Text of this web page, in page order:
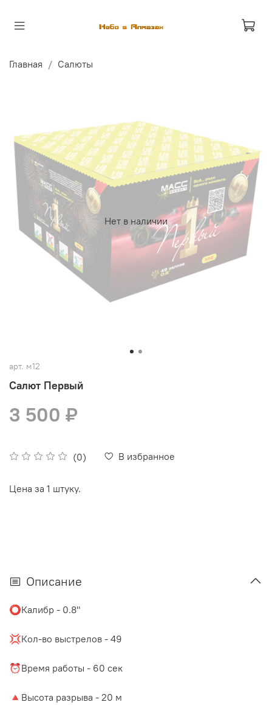
Главная Салюты
Нет в наличии
арт. м12
Салют Первый
(0) В избранное
3 500 ₽
Цена за 1 штуку.
Описание
⭕️Калибр - 0.8"
💢Кол-во выстрелов - 49
⏰Время работы - 60 сек
🔺Высота разрыва - 20 м